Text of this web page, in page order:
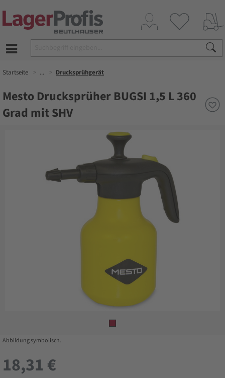
Startseite ... Drucksprühgerät
Mesto Drucksprüher BUGSI 1,5 L 360
Grad mit SHV
Abbildung symbolisch.
18,31 €